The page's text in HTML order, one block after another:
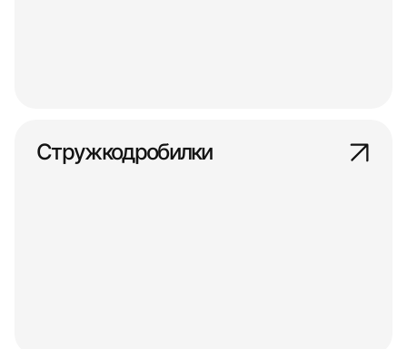
Стружкодробилки